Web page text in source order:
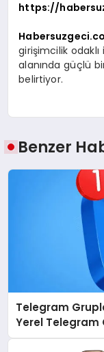
https://
girişimcilik
alanında güçlü
belirtiyor.
Benzer
Telegram
Yerel Telegram
Topluluklara